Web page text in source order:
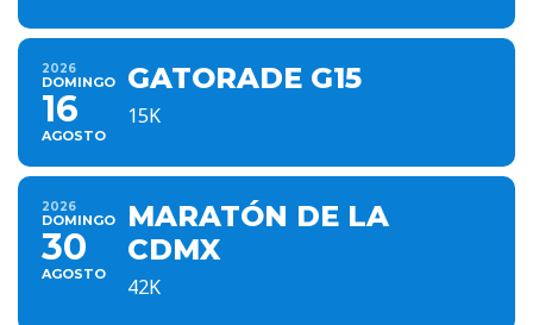
2026
DOMINGO
16
AGOSTO
GATORADE G15
15K
2026
DOMINGO
30
AGOSTO
MARATÓN DE LA
CDMX
42K